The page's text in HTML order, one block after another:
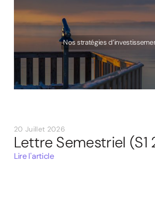
Nos stratégies
20 Juillet 2026
Lettre Semestriel (S1
Lire l'article